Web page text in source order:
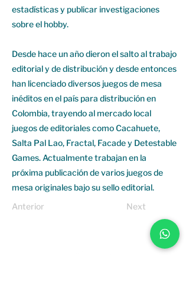
estadísticas y publicar investigaciones
sobre el hobby.
Desde hace un año dieron el salto al trabajo
editorial y de distribución y desde entonces
han licenciado diversos juegos de mesa
inéditos en el país para distribución en
Colombia, trayendo al mercado local
juegos de editoriales como Cacahuete,
Salta Pal Lao, Fractal, Facade y Detestable
Games. Actualmente trabajan en la
próxima publicación de varios juegos de
mesa originales bajo su sello editorial.
Anterior
Next